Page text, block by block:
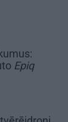
Epiq